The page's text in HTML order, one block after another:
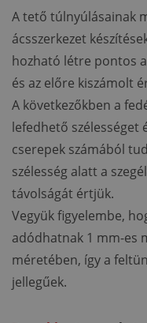
A tető túlnyúlásainak
ácsszerkezet
hozható létre pontos
és az előre kiszámolt
A következőkben a
lefedhető szélességet
cserepek számából
szélesség alatt a
távolságát értjük.
Vegyük figyelembe,
adódhatnak 1 mm-es
méretében, így a
jellegűek.